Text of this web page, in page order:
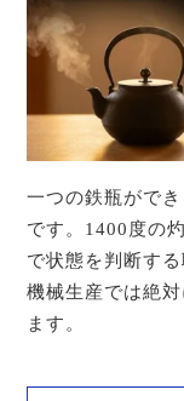
一つの鉄瓶がで
です。1400度の
で状態を判断す
機械生産では絶
ます。